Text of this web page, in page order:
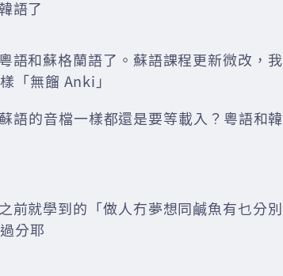
語了
語和蘇格蘭語了。蘇語課程更新微改，
「無餾 Anki」
語的音檔一樣都還是要等載入？粵語和
前就學到的「做人冇夢想同鹹魚有乜分
分耶